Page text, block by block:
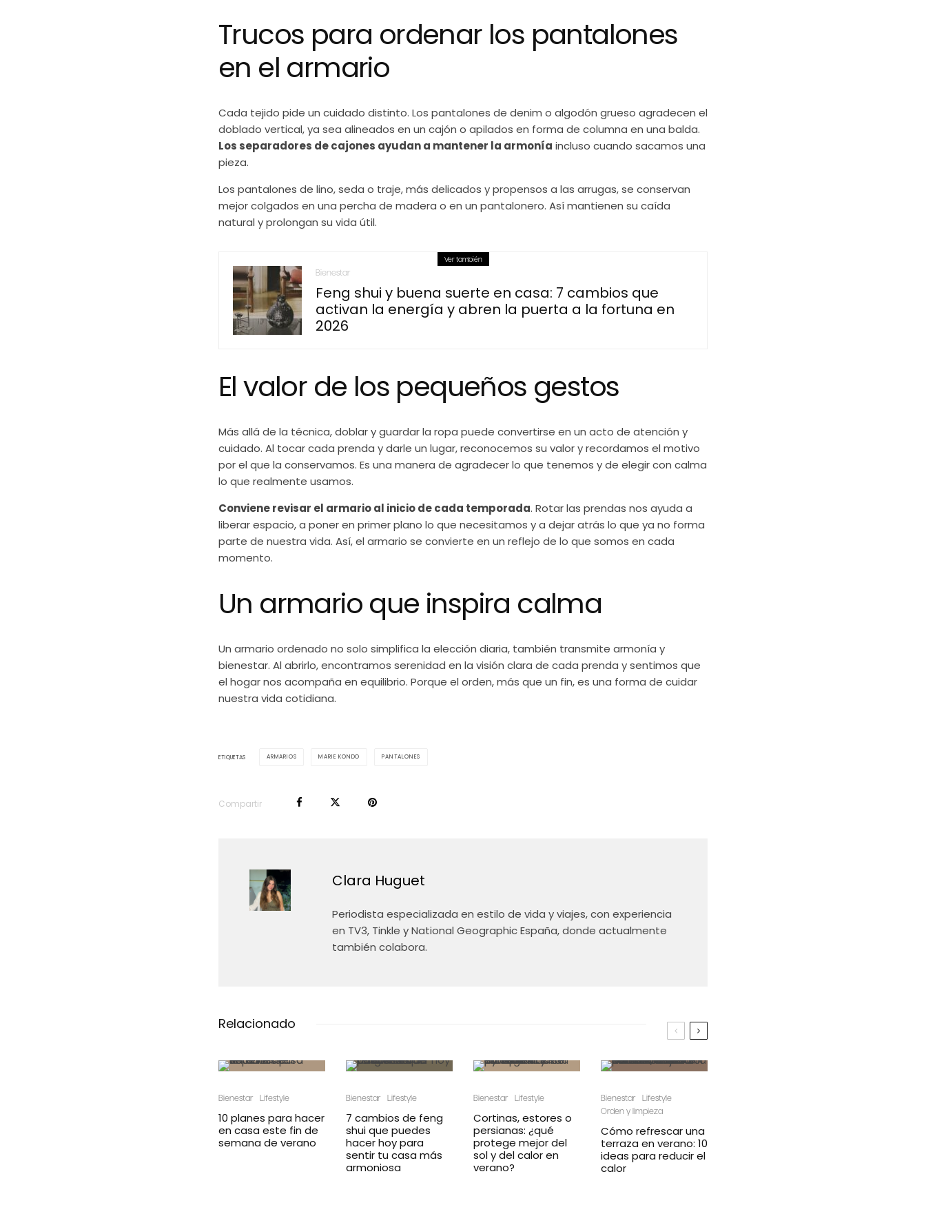
Trucos para ordenar los pantalones
en el armario
Cada tejido pide un cuidado distinto. Los pantalones de denim o algodón grueso agradecen el
doblado vertical, ya sea alineados en un cajón o apilados en forma de columna en una balda.
Los separadores de cajones ayudan a mantener la armonía incluso cuando sacamos una
pieza.
Los pantalones de lino, seda o traje, más delicados y propensos a las arrugas, se conservan
mejor colgados en una percha de madera o en un pantalonero. Así mantienen su caída
natural y prolongan su vida útil.
Ver también
Bienestar
Feng shui y buena suerte en casa: 7 cambios que
activan la energía y abren la puerta a la fortuna en
2026
El valor de los pequeños gestos
Más allá de la técnica, doblar y guardar la ropa puede convertirse en un acto de atención y
cuidado. Al tocar cada prenda y darle un lugar, reconocemos su valor y recordamos el motivo
por el que la conservamos. Es una manera de agradecer lo que tenemos y de elegir con calma
lo que realmente usamos.
Conviene revisar el armario al inicio de cada temporada. Rotar las prendas nos ayuda a
liberar espacio, a poner en primer plano lo que necesitamos y a dejar atrás lo que ya no forma
parte de nuestra vida. Así, el armario se convierte en un reflejo de lo que somos en cada
momento.
Un armario que inspira calma
Un armario ordenado no solo simplifica la elección diaria, también transmite armonía y
bienestar. Al abrirlo, encontramos serenidad en la visión clara de cada prenda y sentimos que
el hogar nos acompaña en equilibrio. Porque el orden, más que un fin, es una forma de cuidar
nuestra vida cotidiana.
ETIQUETAS ARMARIOS MARIE KONDO PANTALONES
Compartir
Clara Huguet
Periodista especializada en estilo de vida y viajes, con experiencia
en TV3, Tinkle y National Geographic España, donde actualmente
también colabora.
Relacionado
Bienestar Lifestyle
10 planes para hacer
en casa este fin de
semana de verano
Bienestar Lifestyle
7 cambios de feng
shui que puedes
hacer hoy para
sentir tu casa más
armoniosa
Bienestar Lifestyle
Cortinas, estores o
persianas: ¿qué
protege mejor del
sol y del calor en
verano?
Bienestar
Lifestyle
Orden y limpieza
Cómo refrescar una
terraza en verano: 10
ideas para reducir el
calor